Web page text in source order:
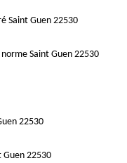
Saint Guen 22530
Saint Guen 22530
22530
Guen 22530